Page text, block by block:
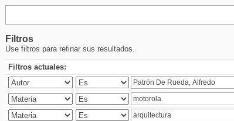
Filtros
Use filtros para refinar sus resultados.
Filtros actuales: